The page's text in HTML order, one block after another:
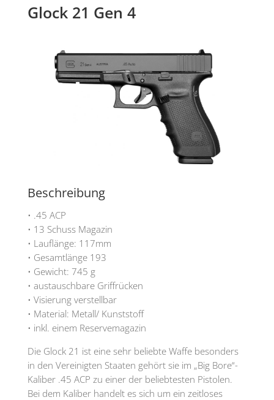
Glock 21 Gen 4
Beschreibung
• .45 ACP
• 13 Schuss Magazin
• Lauflänge: 117mm
• Gesamtlänge 193
• Gewicht: 745 g
• austauschbare Griffrücken
• Visierung verstellbar
• Material: Metall/ Kunststoff
• inkl. einem Reservemagazin
Die Glock 21 ist eine sehr beliebte Waffe besonders
in den Vereinigten Staaten gehört sie im „Big Bore“-
Kaliber .45 ACP zu einer der beliebtesten Pistolen.
Bei dem Kaliber handelt es sich um ein zeitloses